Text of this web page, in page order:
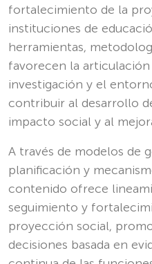
fortalecimiento de la
instituciones de
herramientas,
favorecen la
investigación y el
contribuir al desarrollo
impacto social y al
A través de modelos de
planificación y
contenido ofrece
seguimiento y
proyección social,
decisiones basada en